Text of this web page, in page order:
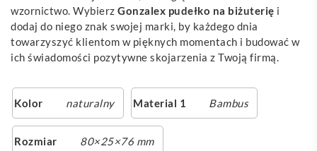
wzornictwo. Wybierz Gonzalex pudełko na biżuterię i
dodaj do niego znak swojej marki, by każdego dnia
towarzyszyć klientom w pięknych momentach i budować w
ich świadomości pozytywne skojarzenia z Twoją firmą.
Kolor naturalny Material 1 Bambus
Rozmiar 80×25×76 mm